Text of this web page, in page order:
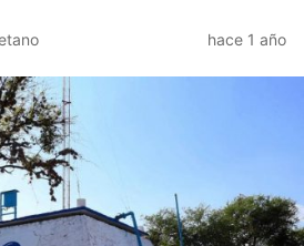
hace 1 año